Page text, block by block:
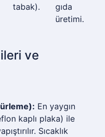
tabak).
gıda
üretimi.
ve
En yaygın
kaplı plaka) ile
Sıcaklık